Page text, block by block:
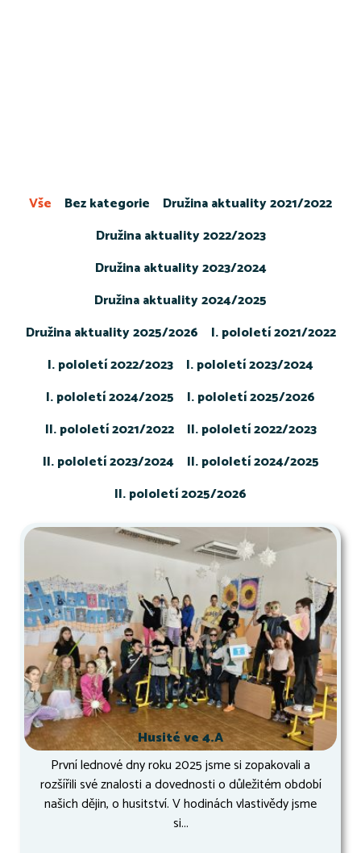
Bez kategorie
Družina aktuality 2021/2022
Družina aktuality 2022/2023
Družina aktuality 2023/2024
Družina aktuality 2024/2025
Družina aktuality 2025/2026
I. pololetí 2021/2022
I. pololetí 2022/2023
I. pololetí 2023/2024
I. pololetí 2024/2025
I. pololetí 2025/2026
II. pololetí 2021/2022
II. pololetí 2022/2023
II. pololetí 2023/2024
II. pololetí 2024/2025
II. pololetí 2025/2026
Vše
Husité ve 4.A
První lednové dny roku 2025 jsme si zopakovali a
rozšířili své znalosti a dovednosti o důležitém období
našich dějin, o husitství. V hodinách vlastivědy jsme
si...